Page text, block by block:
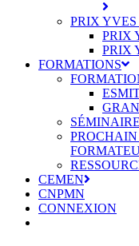
PRIX
PRIX
PRIX
FORMATIONS
CEMEN
CNPMN
CONNEXION